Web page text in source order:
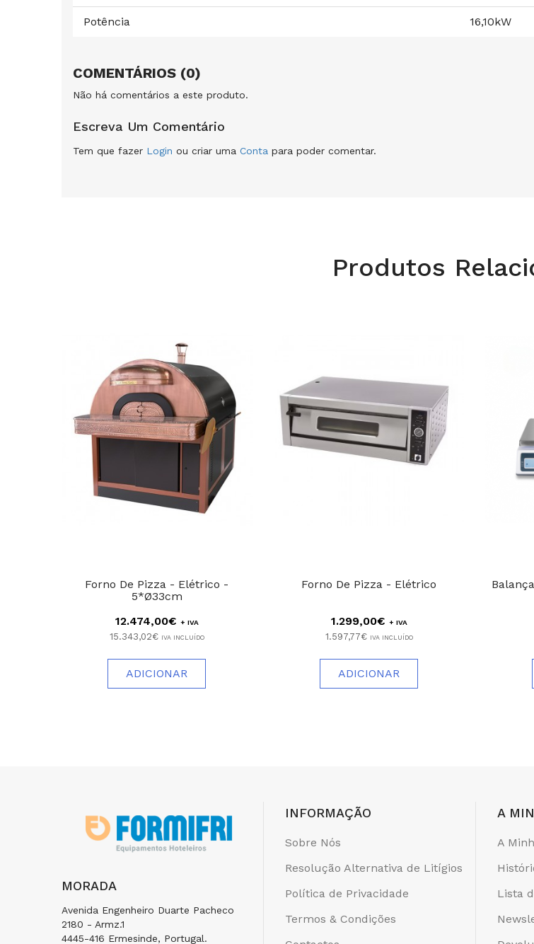
Potência 16,10kW
COMENTÁRIOS (0)
Não há comentários a este produto.
Escreva Um Comentário
Tem que fazer Login ou criar uma Conta para poder comentar.
Produtos
Forno De Pizza - Elétrico -
5*Ø33cm
12.474,00€ + IVA
15.343,02€ IVA INCLUÍDO
ADICIONAR
Forno De Pizza - Elétrico
1.299,00€ + IVA
1.597,77€ IVA INCLUÍDO
ADICIONAR
MORADA
Avenida Engenheiro Duarte Pacheco
2180 - Armz.1
4445-416 Ermesinde, Portugal.
INFORMAÇÃO
Sobre Nós
Resolução Alternativa de Litígios
Política de Privacidade
Termos & Condições
A
A
Lista